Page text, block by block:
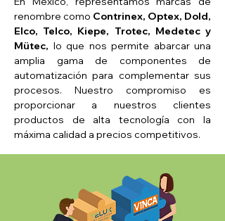
renombre como Contrinex, Optex, Dold,
Elco, Telco, Kiepe, Trotec, Medetec y
Mütec, lo que nos permite abarcar una
amplia gama de componentes de
automatización para complementar sus
procesos. Nuestro compromiso es
proporcionar a nuestros clientes
productos de alta tecnología con la
máxima calidad a precios competitivos.